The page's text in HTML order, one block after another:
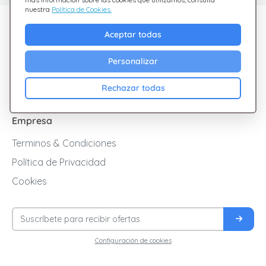
nuestra Política de Cookies.
Aceptar todas
Personalizar
Rechazar todas
Descubre Giftsy
Ofertas
Cashback
Empresa
Terminos & Condiciones
Política de Privacidad
Cookies
Configuración de cookies